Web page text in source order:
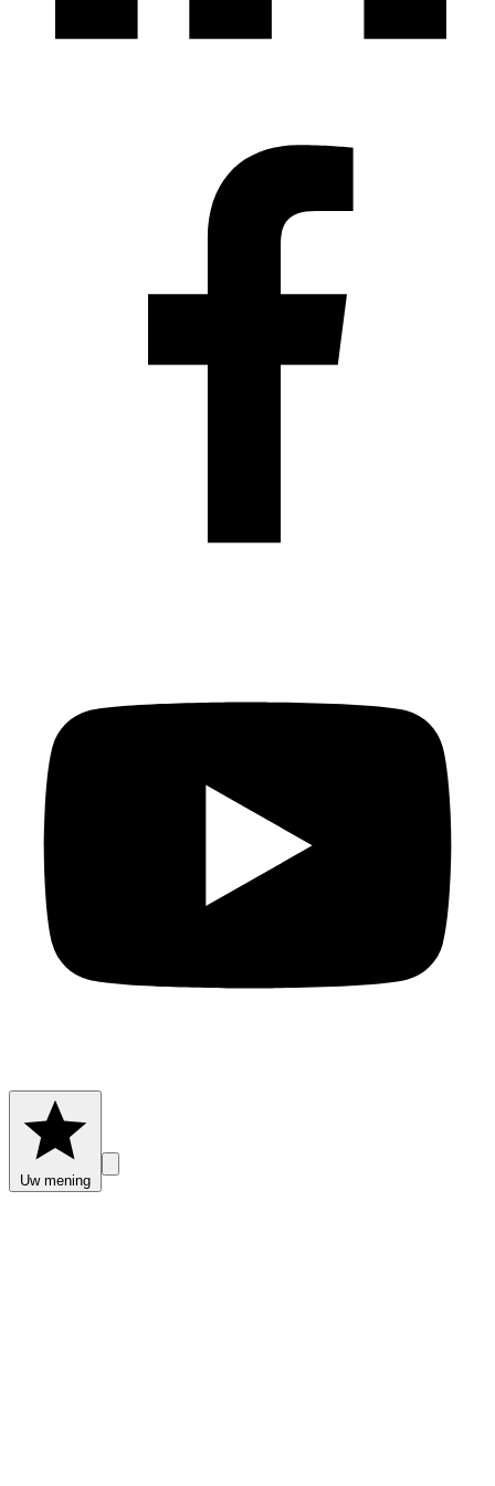
Uw mening